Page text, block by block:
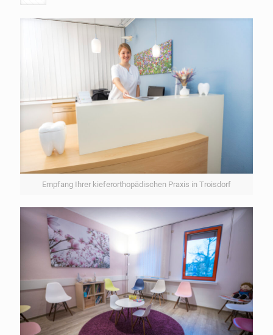
Empfang Ihrer kieferorthopädischen Praxis in Troisdorf